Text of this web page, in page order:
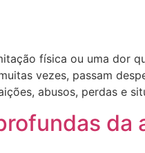
física ou uma dor
vezes, passam
abusos, perdas e
da